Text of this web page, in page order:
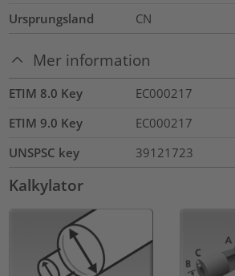
Ursprungsland CN
Mer information
ETIM 8.0 Key
EC000217
ETIM 9.0 Key
EC000217
UNSPSC key
39121723
Kalkylator